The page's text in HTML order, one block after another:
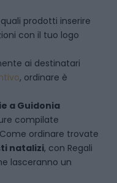
prodotti inserire
con il tuo logo
ai destinatari
, ordinare è
a Guidonia
compilate
Come ordinare trovate
natalizi, con Regali
lasceranno un